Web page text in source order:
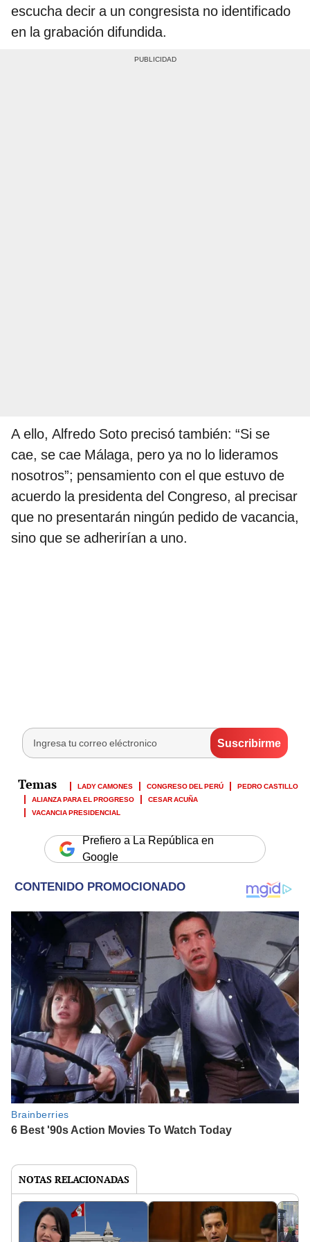
escucha decir a un congresista no identificado
en la grabación difundida.
A ello, Alfredo Soto precisó también: “Si se
cae, se cae Málaga, pero ya no lo lideramos
nosotros”; pensamiento con el que estuvo de
acuerdo la presidenta del Congreso, al precisar
que no presentarán ningún pedido de vacancia,
sino que se adherirían a uno.
LADY CAMONES CONGRESO DEL PERÚ
PEDRO CASTILLO
ALIANZA PARA EL PROGRESO
CESAR ACUÑA
VACANCIA PRESIDENCIAL
Prefiero a La República en
Google
NOTAS RELACIONADAS